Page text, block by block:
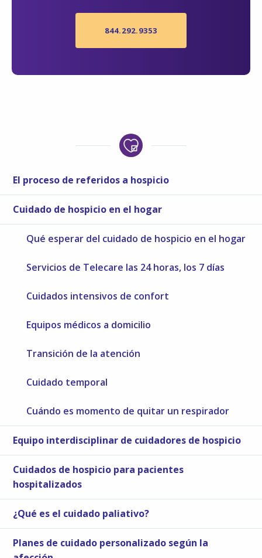
844.292.9353
El proceso de referidos a hospicio
Cuidado de hospicio en el hogar
Qué esperar del cuidado de hospicio en el hogar
Servicios de Telecare las 24 horas, los 7 días
Cuidados intensivos de confort
Equipos médicos a domicilio
Transición de la atención
Cuidado temporal
Cuándo es momento de quitar un respirador
Equipo interdisciplinar de cuidadores de hospicio
Cuidados de hospicio para pacientes
hospitalizados
¿Qué es el cuidado paliativo?
Planes de cuidado personalizado según la